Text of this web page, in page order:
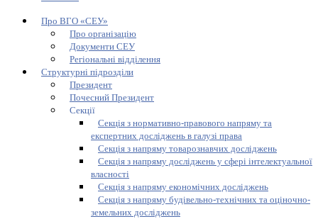
Про ВГО «СЕУ»
Про організацію
Документи СЕУ
Регіональні відділення
Структурні підрозділи
Президент
Почесний Президент
Секції
Секція з нормативно-правового напряму та
експертних досліджень в галузі права
Секція з напряму товарознавчих досліджень
Секція з напряму досліджень у сфері інтелектуальної
власності
Секція з напряму економічних досліджень
Секція з напряму будівельно-технічних та оціночно-
земельних досліджень